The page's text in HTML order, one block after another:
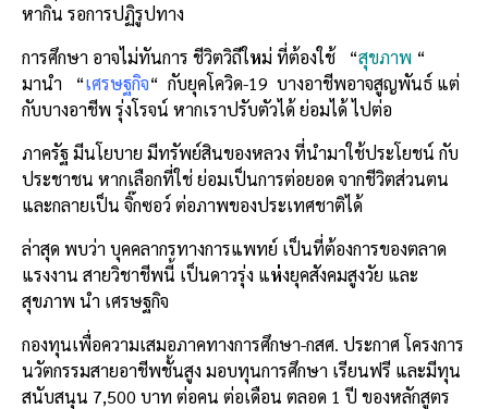
หากิน รอการปฏิรูปทาง
การศึกษา อาจไม่ทันการ ชีวิตวิถีใหม่ ที่ต้องใช้ “สุขภาพ “
มานำ “เศรษฐกิจ“ กับยุคโควิด-19 บางอาชีพอาจสูญพันธ์ แต่
กับบางอาชีพ รุ่งโรจน์ หากเราปรับตัวได้ ย่อมได้ ไปต่อ
ภาครัฐ มีนโยบาย มีทรัพย์สินของหลวง ที่นำมาใช้ประโยชน์ กับ
ประชาชน หากเลือกที่ใช่ ย่อมเป็นการต่อยอด จากชีวิตส่วนตน
และกลายเป็น จิ๊กซอว์ ต่อภาพของประเทศชาติได้
ล่าสุด พบว่า บุคคลากรทางการแพทย์ เป็นที่ต้องการของตลาด
แรงงาน สายวิชาชีพนี้ เป็นดาวรุ่ง แห่งยุคสังคมสูงวัย และ
สุขภาพ นำ เศรษฐกิจ
กองทุนเพื่อความเสมอภาคทางการศึกษา-กสศ. ประกาศ โครงการ
นวัตกรรมสายอาชีพชั้นสูง มอบทุนการศึกษา เรียนฟรี และมีทุน
สนับสนุน 7,500 บาท ต่อคน ต่อเดือน ตลอด 1 ปี ของหลักสูตร